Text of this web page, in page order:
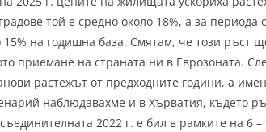
той е средно около 18%, а за периода
15% на годишна база. Смятам, че този ръст
приемане на страната ни в Еврозоната.
растежът от предходните години, а
наблюдавахме и в Хърватия, където
2022 г. е бил в рамките на 6